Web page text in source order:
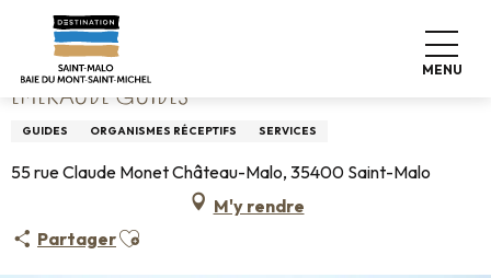
contenu
principal
MENU
Accueil Emeraude Guides
EMERAUDE GUIDES
GUIDES ORGANISMES RÉCEPTIFS SERVICES
55 rue Claude Monet Château-Malo, 35400 Saint-Malo
M'y rendre
PartagerAjouter aux favoris